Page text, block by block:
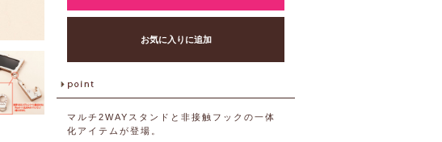
お気に入りに追加
マルチ2WAYスタンドと非接触フックの一体
化アイテムが登場。